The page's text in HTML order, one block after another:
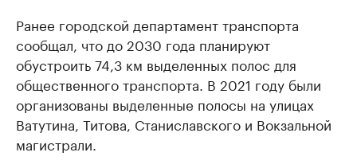
Ранее городской департамент транспорта
сообщал, что до 2030 года планируют
обустроить 74,3 км выделенных полос для
общественного транспорта. В 2021 году были
организованы выделенные полосы на улицах
Ватутина, Титова, Станиславского и Вокзальной
магистрали.